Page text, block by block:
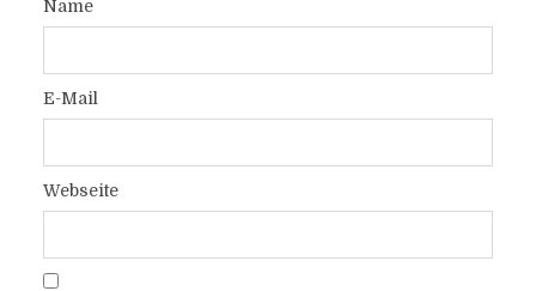
Name
E-Mail
Webseite